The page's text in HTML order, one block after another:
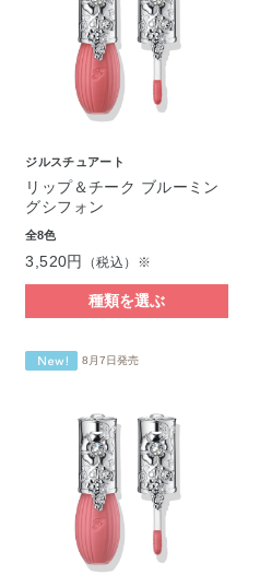
ジルスチュアート
リップ＆チーク ブルーミン
グシフォン
全8色
3,520円 （税込）※
種類を選ぶ
8月7日発売